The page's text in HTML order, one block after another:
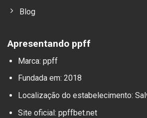
Blog
Apresentando ppff
Marca: ppff
Fundada em: 2018
Localização do estabelecimento:
Site oficial: ppffbet.net